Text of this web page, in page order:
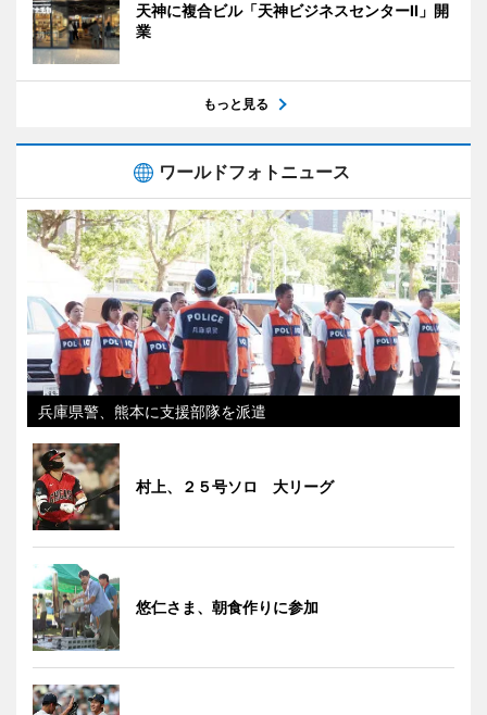
天神に複合ビル「天神ビジネスセンターII」開
業
もっと見る
ワールドフォトニュース
兵庫県警、熊本に支援部隊を派遣
村上、２５号ソロ 大リーグ
悠仁さま、朝食作りに参加